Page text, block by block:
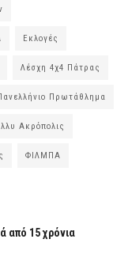
Εκλογές
Λέσχη 4χ4 Πάτρας
Πρωτάθλημα
Ακρόπολις
ΦΙΛΜΠΑ
από 15 χρόνια